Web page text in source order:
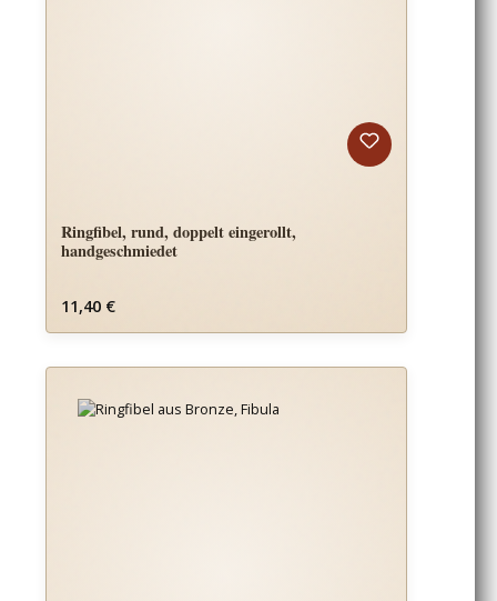
Ringfibel, rund, doppelt eingerollt,
handgeschmiedet
Regulärer Preis:
11,40 €